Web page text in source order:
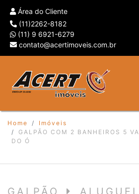
Área do Cliente
(11)2262-8182
(11) 9 6921-6279
contato@acertimoveis.com.br
Home
Imóveis
GALPÃO COM 2 BANHEIROS 5
DO Ó
GALPÃO ALUGUEL